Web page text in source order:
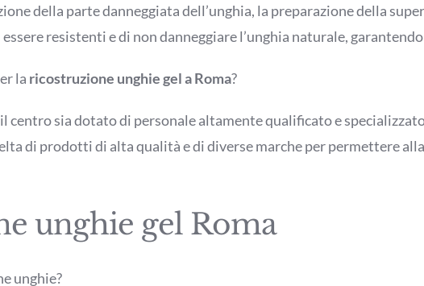
della parte danneggiata dell’unghia, la preparazione della
resistenti e di non danneggiare l’unghia naturale,
la ricostruzione unghie gel a Roma?
sia dotato di personale altamente qualificato e
di prodotti di alta qualità e di diverse marche per permettere
unghie gel Roma
unghie?